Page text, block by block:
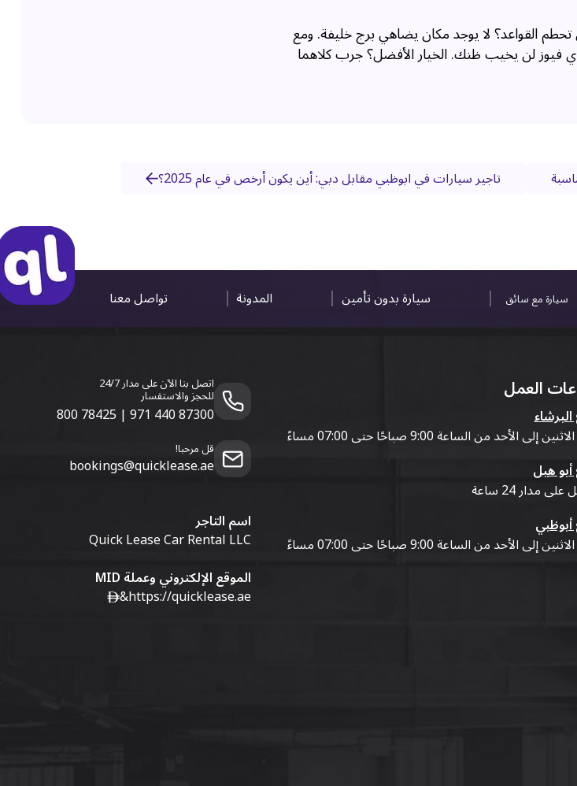
تحطم القواعد؟ لا يوجد مكان يضاهي برج خليفة. ومع
فيوز لن يخيب ظنك. الخيار الأفضل؟ جرب كلاهما
تاجير سيارات في ابوظبي مقابل دبي: أين يكون أرخص في عام 2025؟
سيارة مع سائق سيارة بدون تأمين المدونة تواصل معنا
العمل
إلى الأحد من الساعة 9:00 صباحًا حتى 07:00 مساءً
هيل
مدار 24 ساعة
إلى الأحد من الساعة 9:00 صباحًا حتى 07:00 مساءً
اتصل بنا الآن على مدار 24/7
للحجز والاستفسار
800 78425 | 971 440 87300
قل مرحبا!
bookings@quicklease.ae
اسم التاجر
Quick Lease Car Rental LLC
الموقع الإلكتروني وعملة MID
https://quicklease.ae
&